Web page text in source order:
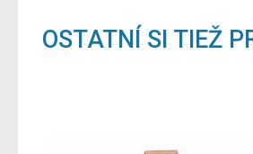
OSTATNÍ SI TIEŽ